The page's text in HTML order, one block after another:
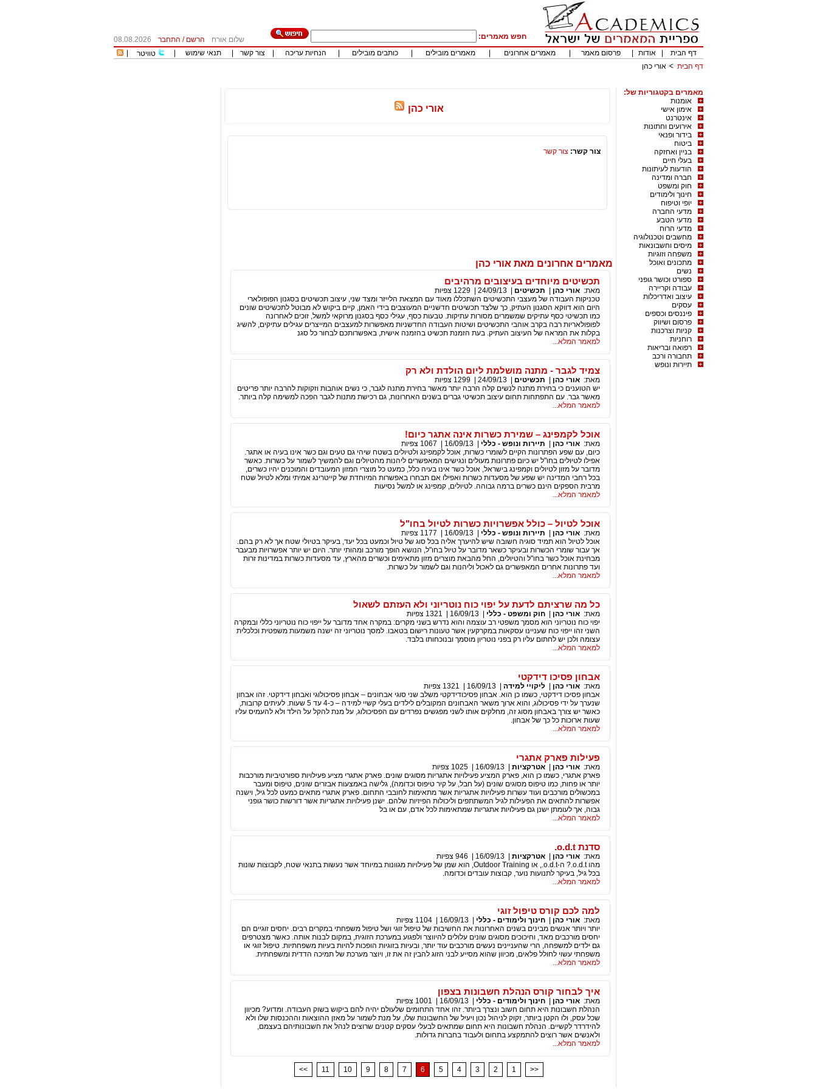
חפש מאמרים: שלום אורח הרשם / התחבר
08.08.2026
דף הבית
אודות פרסום מאמר מאמרים אחרונים מאמרים מובילים כותבים מובילים הנחיות עריכה צור קשר תנאי שימוש טוויטר
דף הבית
אורי כהן
מאמרים בקטגוריות של:
אומנות
אימון אישי
אינטרנט
אירועים וחתונות
בידור ופנאי
ביטוח
בניין ואחזקה
בעלי חיים
הודעות לעיתונות
חברה ומדינה
חוק ומשפט
חינוך ולימודים
יופי וטיפוח
מדעי החברה
מדעי הטבע
מדעי הרוח
מחשבים וטכנולוגיה
מיסים וחשבונאות
משפחה וזוגיות
מתכונים ואוכל
נשים
ספורט וכושר גופני
עבודה וקריירה
עיצוב ואדריכלות
עסקים
פיננסים וכספים
פרסום ושיווק
קניות וצרכנות
רוחניות
רפואה ובריאות
תחבורה ורכב
תיירות ונופש
אורי כהן
צור קשר: צור קשר
מאמרים אחרונים מאת אורי כהן
תכשיטים מיוחדים בעיצובים מרהיבים
מאת: אורי כהן תכשיטים 24/09/13
1229 צפיות
טכניקות העבודה של מעצבי התכשיטים השתכללו מאוד עם המצאת הלייזר ומצד שני, עיצוב תכשיטים בסגנון הפופולארי
היום הוא דווקא הסגנון העתיק, כך שלצד תכשיטים חדשניים המעוצבים בידי האמן, קיים ביקוש לא מבוטל לתכשיטים שונים
כמו תכשיטי כסף עתיקים שמשמרים מסורות עתיקות. טבעות כסף, עגילי כסף בסגנון מרוקאי למשל, זוכים לאחרונה
לפופולאריות רבה בקרב אוהבי התכשיטים ושיטות העבודה החדשניות מאפשרות למעצבים המייצרים עגילים עתיקים, להשיג
בקלות את המראה של העיצוב העתיק. בעת הזמנת תכשיט בהזמנה אישית, באפשרותכם לבחור כל סגנ
למאמר המלא...
צמיד לגבר - מתנה מושלמת ליום הולדת ולא רק
מאת: אורי כהן תכשיטים 24/09/13
1299 צפיות
יש הטוענים כי בחירת מתנה לנשים קלה הרבה יותר מאשר בחירת מתנה לגבר, כי נשים אוהבות וזקוקות להרבה יותר פריטים
מאשר גבר. עם התפתחות תחום עיצוב תכשיטי גברים בשנים האחרונות, גם רכישת מתנות לגבר הפכה למשימה קלה ביותר.
למאמר המלא...
אוכל לקמפינג – שמירת כשרות אינה אתגר כיום!
מאת: אורי כהן תיירות ונופש - כללי 16/09/13
1067 צפיות
כיום, עם שפע הפתרונות הקיים לשומרי כשרות, אוכל לקמפינג ולטיולים בשטח שיהי גם טעים וגם כשר אינו בעיה או אתגר.
אפילו לטיולים בחו"ל יש כיום פתרונות מעולים ונגישים המאפשרים ליהנות מהטיולים וגם להמשיך לשמור על כשרות. כאשר
מדובר על מזון לטיולים וקמפינג בישראל, אוכל כשר אינו בעיה כלל, כמעט כל מוצרי המזון המעובדים והמוכנים יהיו כשרים,
בכל רחבי המדינה יש שפע של מסעדות כשרות ואפילו אם תבחרו באפשרות המיוחדת של קייטרינג אמיתי ומלא לטיול שטח
מרבית הספקים הינם כשרים ברמה גבוהה. לטיולים, קמפינג או למשל נסיעות
למאמר המלא...
אוכל לטיול – כולל אפשרויות כשרות לטיול בחו"ל
מאת: אורי כהן תיירות ונופש - כללי 16/09/13
1177 צפיות
אוכל לטיול הוא תמיד סוגיה חשובה שיש להיערך אליה בכל סוג של טיול וכמעט בכל יעד, בעיקר בטיולי שטח אך לא רק בהם.
אך עבור שומרי הכשרות ובעיקר כשאר מדובר על טיול בחו"ל, הנושא הופך מורכב ומהותי יותר. היום יש יותר אפשרויות מבעבר
מבחינת אוכל כשר בחו"ל והטיולים, החל מהבאת מוצרים מזון מתאימים וכשרים מהארץ, עד מסעדות כשרות במדינות זרות
ועד פתרונות אחרים המאפשרים גם לאכול וליהנות וגם לשמור על כשרות.
למאמר המלא...
כל מה שרציתם לדעת על יפוי כוח נוטריוני ולא העזתם לשאול
מאת: אורי כהן חוק ומשפט - כללי 16/09/13
1321 צפיות
יפוי כוח נוטריוני הוא מסמך משפטי רב עוצמה והוא נדרש בשני מקרים: במקרה אחד מדובר על ייפוי כוח נוטריוני כללי ובמקרה
השני זהו ייפוי כוח שעניינו עסקאות במקרקעין אשר טעונות רישום בטאבו. למסך נוטריוני זה ישנה משמעות משפטית וכלכלית
עצומה ולכן יש לחתום עליו רק בפני נוטריון מוסמך ובנוכחותו בלבד.
למאמר המלא...
אבחון פסיכו דידקטי
מאת: אורי כהן ליקויי למידה 16/09/13
1321 צפיות
אבחון פסיכו דידקטי, כשמו כן הוא. אבחון פסיכודידקטי משלב שני סוגי אבחונים – אבחון פסיכולוגי ואבחון דידקטי. זהו אבחון
שנערך על ידי פסיכולוג, והוא ארוך משאר האבחונים המקובלים לילדים בעלי קשיי למידה – כ-4 עד 5 שעות. לעיתים קרובות,
כאשר יש צורך באבחון מסוג זה, מחלקים אותו לשני מפגשים נפרדים עם הפסיכולוג, על מנת להקל על הילד ולא להעמיס עליו
שעות ארוכות כל כך של אבחון.
למאמר המלא...
פעילות פארק אתגרי
מאת: אורי כהן אטרקציות 16/09/13
1025 צפיות
פארק אתגרי, כשמו כן הוא, פארק המציע פעילויות אתגריות מסוגים שונים. פארק אתגרי מציע פעילויות ספורטיביות מורכבות
יותר או פחות, כמו טיפוס מסוגים שונים (על חבל, על קיר טיפוס וכדומה), גלישה באמצעות אבזרים שונים, טיפוס ומעבר
במכשולים מורכבים ועוד עשרות פעילויות אתגריות אשר מתאימות לחובבי התחום. פארק אתגרי מתאים כמעט לכל גיל, וישנה
אפשרות להתאים את הפעילות לגיל המשתתפים וליכולות הפיזיות שלהם. ישנן פעילויות אתגריות אשר דורשות כושר גופני
גבוה, אך לעומתן ישנן גם פעילויות אתגריות שמתאימות לכל אדם, עם או בל
למאמר המלא...
סדנת o.d.t.
מאת: אורי כהן אטרקציות 16/09/13
946 צפיות
מהו o.d.t.? ה-o.d.t., או Outdoor Training, הוא שמן של פעילויות מגוונות במיוחד אשר נעשות בתנאי שטח, לקבוצות שונות
בכל גיל, בעיקר לתנועות נוער, קבוצות עובדים וכדומה.
למאמר המלא...
למה לכם קורס טיפול זוגי
מאת: אורי כהן חינוך ולימודים - כללי 16/09/13
1104 צפיות
יותר ויותר אנשים מבינים בשנים האחרונות את החשיבות של טיפול זוגי ושל טיפול משפחתי במקרים רבים. יחסים זוגיים הם
יחסים מורכבים מאד, וחיכוכים מסוגים שונים עלולים להיווצר ולפגוע במערכת הזוגית, במקום לבנות אותה. כאשר מצטרפים
גם ילדים למשפחה, הרי שהעניינים נעשים מורכבים עוד יותר, ובעיות בזוגיות הופכות להיות בעיות משפחתיות. טיפול זוגי או
משפחתי עשוי לחולל פלאים, מכיוון שהוא מסייע לבני הזוג להבין זה את זו, ויוצר מערכת של תמיכה הדדית ומשפחתית.
למאמר המלא...
איך לבחור קורס הנהלת חשבונות בצפון
מאת: אורי כהן חינוך ולימודים - כללי 16/09/13
1001 צפיות
הנהלת חשבונות היא תחום חשוב ונצרך ביותר. זהו אחד התחומים שלעולם יהיה להם ביקוש בשוק העבודה. ומדוע? מכיוון
שכל עסק, ולו הקטן ביותר, זקוק לניהול נכון ויעיל של החשבונות שלו, על מנת לשמור על מאזן ההוצאות וההכנסות שלו ולא
להידרדר לקשיים. הנהלת חשבונות היא תחום שמתאים לבעלי עסקים קטנים שרוצים לנהל את חשבונותיהם בעצמם,
ולאנשים אשר רוצים להתמקצע בתחום ולעבוד בחברות גדולות.
למאמר המלא...
<< 11 10 9 8 7 6 5 4 3 2 1 >>